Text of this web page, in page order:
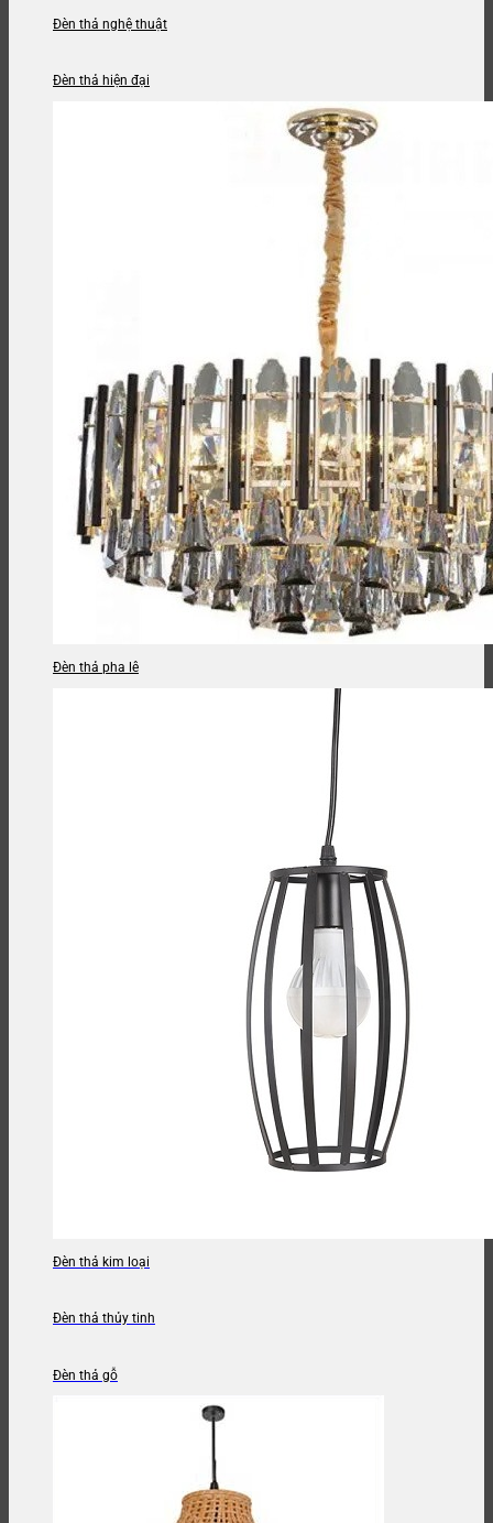
Đèn thả nghệ thuật
Đèn thả hiện đại
Đèn thả pha lê
Đèn thả kim loại
Đèn thả thủy tinh
Đèn thả gỗ